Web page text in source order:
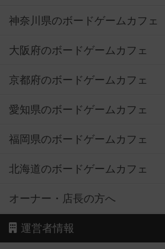
神奈川県のボードゲームカフェ
大阪府のボードゲームカフェ
京都府のボードゲームカフェ
愛知県のボードゲームカフェ
福岡県のボードゲームカフェ
北海道のボードゲームカフェ
オーナー・店長の方へ
運営者情報